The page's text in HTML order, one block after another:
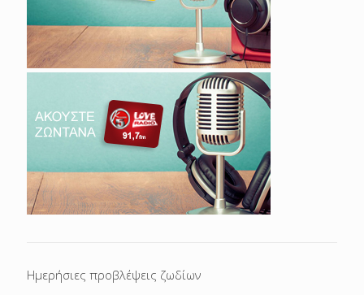
Ημερήσιες προβλέψεις ζωδίων